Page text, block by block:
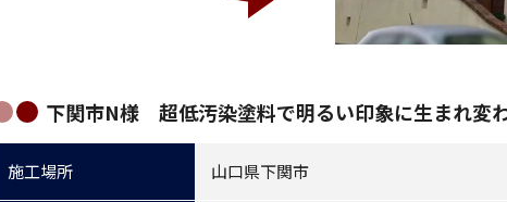
下関市N様 超低汚染塗料で明るい印象に生まれ変
施工場所 山口県下関市